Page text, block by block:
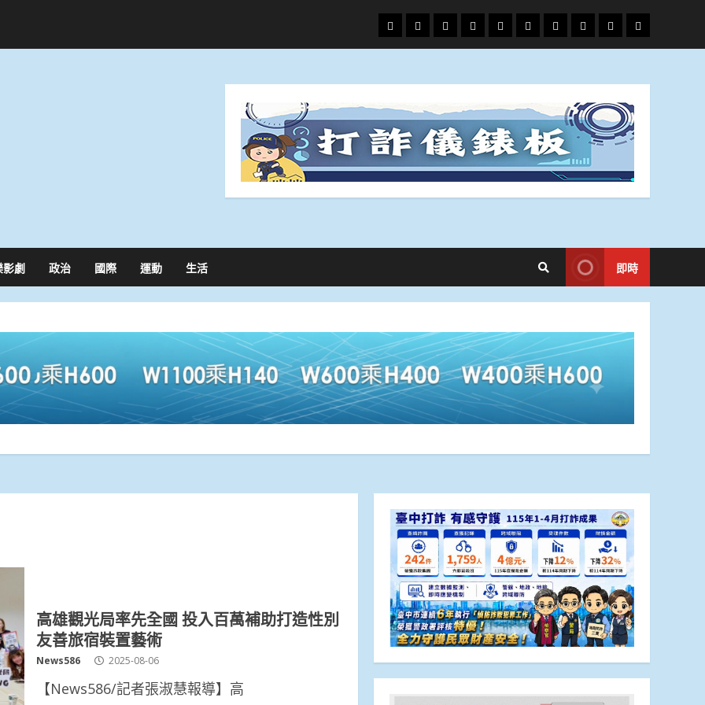
頭
條
財
經
地
方.
文
教.
專
題
娛
樂
政
治
國
際
運
動
生
活
影劇 政治 國際 運動 生活 即時
高雄觀光局率先全國 投入百萬補助打造性別
友善旅宿裝置藝術
News586 2025-08-06
【News586/記者張淑慧報導】高